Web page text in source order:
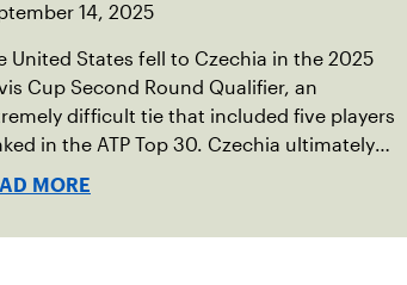
14, 2025
United States fell to Czechia in the 2025
Cup Second Round Qualifier, an
difficult tie that included five players
in the ATP Top 30. Czechia ultimately
3-2, with two singles wins from world
MORE